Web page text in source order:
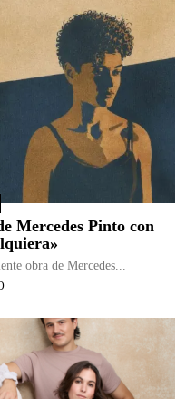
Mercedes Pinto con
obra de Mercedes...